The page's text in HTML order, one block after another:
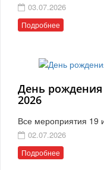
03.07.2026
Подробнее
День
2026
Все мероприятия 19
02.07.2026
Подробнее